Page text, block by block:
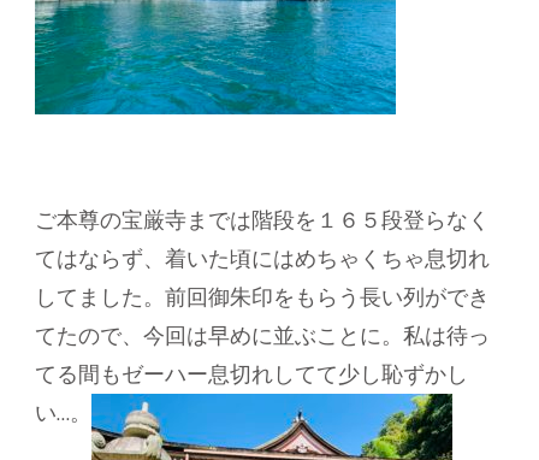
ご本尊の宝厳寺までは階段を１６５段登らなく
てはならず、着いた頃にはめちゃくちゃ息切れ
してました。前回御朱印をもらう長い列ができ
てたので、今回は早めに並ぶことに。私は待っ
てる間もゼーハー息切れしてて少し恥ずかし
い…。